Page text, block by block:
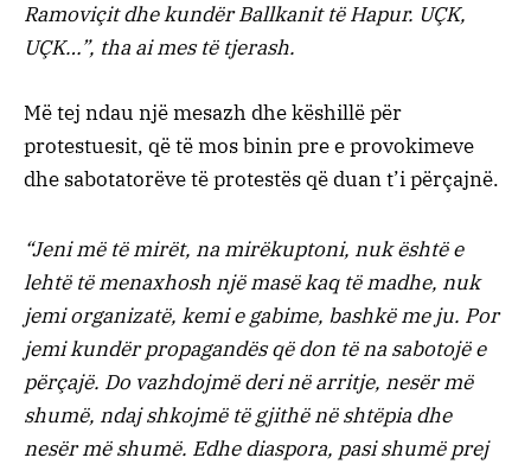
Ramoviçit dhe kundër Ballkanit të Hapur. UÇK,
UÇK…”, tha ai mes të tjerash.
Më tej ndau një mesazh dhe këshillë për
protestuesit, që të mos binin pre e provokimeve
dhe sabotatorëve të protestës që duan t’i përçajnë.
“Jeni më të mirët, na mirëkuptoni, nuk është e
lehtë të menaxhosh një masë kaq të madhe, nuk
jemi organizatë, kemi e gabime, bashkë me ju. Por
jemi kundër propagandës që don të na sabotojë e
përçajë. Do vazhdojmë deri në arritje, nesër më
shumë, ndaj shkojmë të gjithë në shtëpia dhe
nesër më shumë. Edhe diaspora, pasi shumë prej